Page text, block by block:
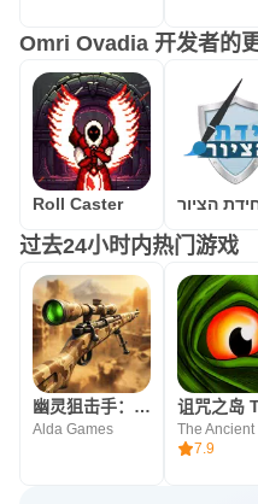
Omri Ovadia 开发者的
Roll Caster הציור
过去24小时内热门游戏
幽灵狙击手：战争 FPS
Alda Games
7.9